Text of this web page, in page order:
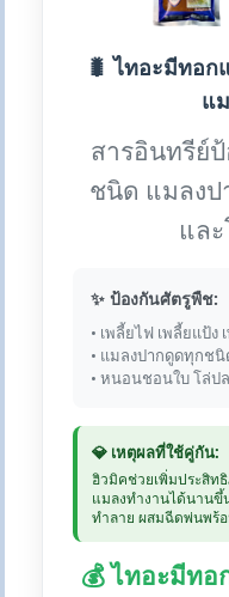
🐛 ไทอะมีทอก
แ
สารอินทรีย์
ชนิด แมลง
แล
✨ ป้องกันศัตรูพืช:
• เพลี้ยไฟ เพลี้ยแป้ง
• แมลงปากดูดทุกช
• หนอนชอนใบ โล่ป
💎 เหตุผลที่ใช้คู่กัน:
ฮิวมิคช่วยเพิ่มประสิท
แมลงทำงานได้นาน
ทำลาย ผสมฉีดพ่นพร้
💰 ไทอะมีทอ